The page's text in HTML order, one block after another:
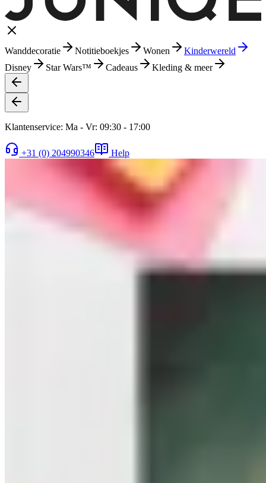
Wanddecoratie Notitieboekjes Wonen
Kinderwereld
Disney
Star Wars™ Cadeaus Kleding & meer
Klantenservice: Ma - Vr: 09:30 - 17:00
+31 (0) 204990346 Help